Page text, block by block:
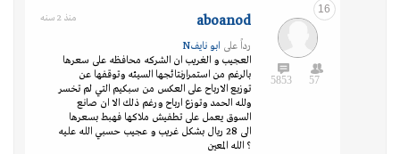
16
57
5853
aboanod منذ 2 سنه
رداً على ابو نايفN
العجيب و الغريب ان الشركه محافظه على سعرها
بالرغم من استمرارنتائجها السيئه وتوقفها عن
توزيع الارباح على العكس من سبكيم التي لم تخسر
ولله الحمد وتوزع ارباح ورغم ذلك الا ان صانع
السوق يعمل على تطفيش ملاكها فهبط بسعرها
الى 28 ريال بشكل غريب و عجيب حسبي الله عليه
؟ الله المعين